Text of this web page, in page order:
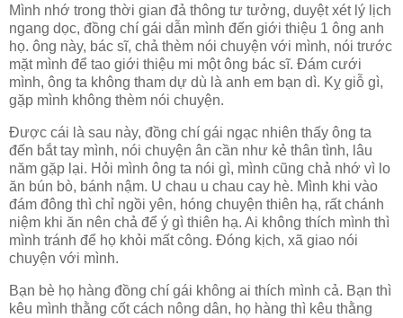
Mình nhớ trong thời gian đả thông tư tưởng, duyệt xét lý lịch
ngang dọc, đồng chí gái dẫn mình đến giới thiệu 1 ông anh
họ. ông này, bác sĩ, chả thèm nói chuyện với mình, nói trước
mặt mình để tao giới thiệu mi một ông bác sĩ. Đám cưới
mình, ông ta không tham dự dù là anh em bạn dì. Kỵ giỗ gì,
gặp mình không thèm nói chuyện.
Được cái là sau này, đồng chí gái ngạc nhiên thấy ông ta
đến bắt tay mình, nói chuyện ân cần như kẻ thân tình, lâu
năm gặp lại. Hỏi mình ông ta nói gì, mình cũng chả nhớ vì lo
ăn bún bò, bánh nậm. U chau u chau cay hè. Mình khi vào
đám đông thì chỉ ngồi yên, hóng chuyện thiên hạ, rất chánh
niệm khi ăn nên chả để ý gì thiên hạ. Ai không thích mình thì
mình tránh để họ khỏi mất công. Đóng kịch, xã giao nói
chuyện với mình.
Bạn bè họ hàng đồng chí gái không ai thích mình cả. Bạn thì
kêu mình thằng cốt cách nông dân, họ hàng thì kêu thằng